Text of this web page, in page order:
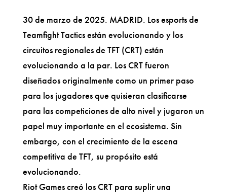
30 de marzo de 2025. MADRID. Los esports de
Teamfight Tactics están evolucionando y los
circuitos regionales de TFT (CRT) están
evolucionando a la par. Los CRT fueron
diseñados originalmente como un primer paso
para los jugadores que quisieran clasificarse
para las competiciones de alto nivel y jugaron un
papel muy importante en el ecosistema. Sin
embargo, con el crecimiento de la escena
competitiva de TFT, su propósito está
evolucionando.
Riot Games creó los CRT para suplir una